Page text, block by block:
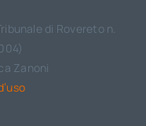
di Rovereto n.
Zanoni